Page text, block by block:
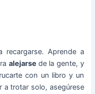
recargarse. Aprende a
alejarse de la gente, y
con un libro y un
a trotar solo, asegúrese